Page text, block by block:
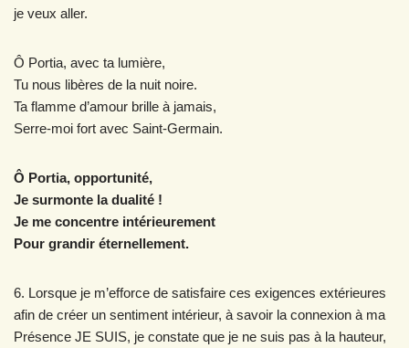
je veux aller.
Ô Portia, avec ta lumière,
Tu nous libères de la nuit noire.
Ta flamme d’amour brille à jamais,
Serre-moi fort avec Saint-Germain.
Ô Portia, opportunité,
Je surmonte la dualité !
Je me concentre intérieurement
Pour grandir éternellement.
6. Lorsque je m’efforce de satisfaire ces exigences extérieures
afin de créer un sentiment intérieur, à savoir la connexion à ma
Présence JE SUIS, je constate que je ne suis pas à la hauteur,